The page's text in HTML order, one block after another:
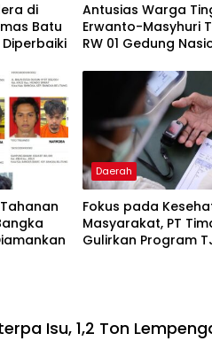
di
Batu
Antusias Warga
Erwanto-Masyhuri
RW 01 Gedung
Daerah
Fokus pada
Masyarakat, PT
Gulirkan Program
Isu, 1,2 Ton